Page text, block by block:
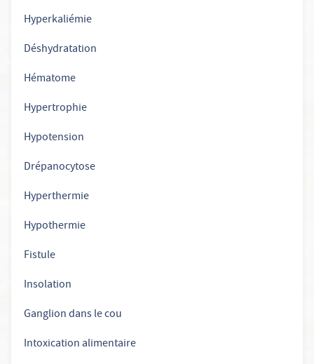
Hyperkaliémie
Déshydratation
Hématome
Hypertrophie
Hypotension
Drépanocytose
Hyperthermie
Hypothermie
Fistule
Insolation
Ganglion dans le cou
Intoxication alimentaire